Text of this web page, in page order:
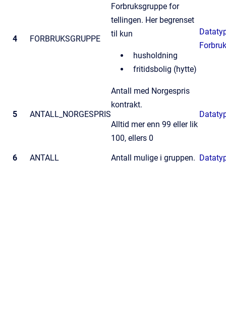
4 FORBRUKSGRUPPE
Forbruksgruppe for
tellingen. Her begrenset
til kun
husholdning
fritidsbolig (hytte)
5 ANTALL_NORGESPRIS
Antall med Norgespris
kontrakt.
Alltid mer enn 99 eller lik
100, ellers 0
6 ANTALL Antall mulige i gruppen.